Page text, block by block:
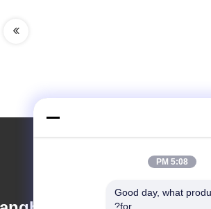
5:08 PM
Good day, what
for?